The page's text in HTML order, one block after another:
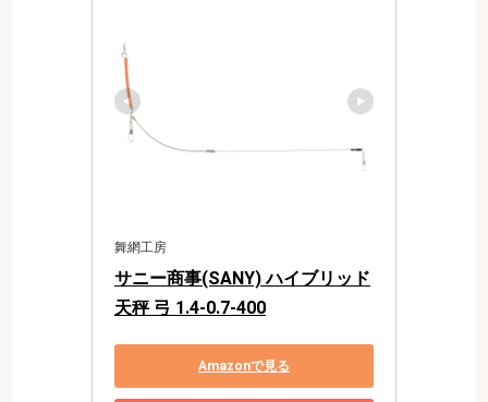
舞網工房
サニー商事(SANY) ハイブリッド
天秤 弓 1.4-0.7-400
Amazonで見る